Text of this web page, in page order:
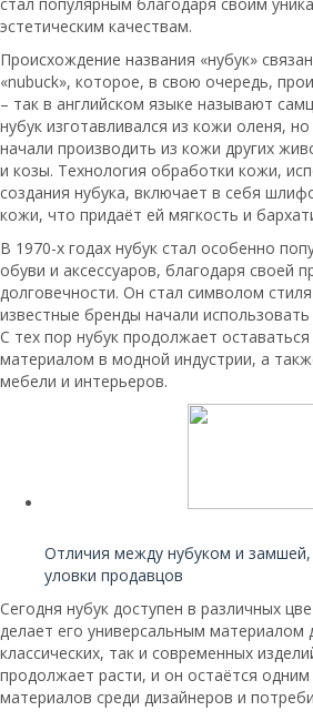
эстетическим качествам.
Происхождение названия «нубук»
«nubuck», которое, в свою очередь,
– так в английском языке называют
нубук изготавливался из кожи оленя,
начали производить из кожи других
и козы. Технология обработки кожи,
создания нубука, включает в себя
кожи, что придаёт ей мягкость и
В 1970-х годах нубук стал особенно
обуви и аксессуаров, благодаря своей
долговечности. Он стал символом
известные бренды начали использовать
С тех пор нубук продолжает
материалом в модной индустрии, а
мебели и интерьеров.
Отличия между нубуком и замшей,
уловки продавцов
Сегодня нубук доступен в различных
делает его универсальным материалом
классических, так и современных
продолжает расти, и он остаётся
материалов среди дизайнеров и